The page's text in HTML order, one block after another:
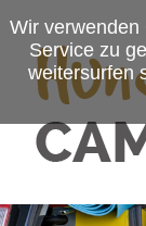
Wir verwenden
Service zu
weitersurfen